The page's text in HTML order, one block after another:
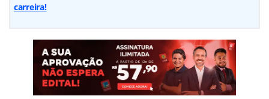
carreira!